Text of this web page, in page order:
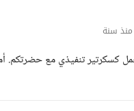
منذ سنة
كسكرتير تنفيذي مع حضرتكم.